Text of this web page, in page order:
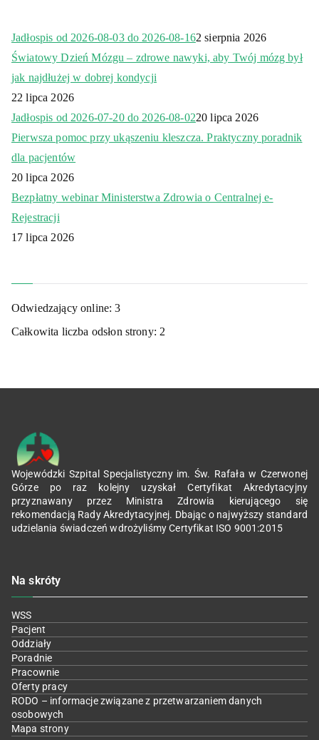
Jadłospis od 2026-08-03 do 2026-08-162 sierpnia 2026
Światowy Dzień Mózgu – zdrowe nawyki, aby Twój mózg był
jak najdłużej w dobrej kondycji
22 lipca 2026
Jadłospis od 2026-07-20 do 2026-08-0220 lipca 2026
Pierwsza pomoc przy ukąszeniu kleszcza. Praktyczny poradnik
dla pacjentów
20 lipca 2026
Bezpłatny webinar Ministerstwa Zdrowia o Centralnej e-
Rejestracji
17 lipca 2026
Odwiedzający online:3
Całkowita liczba odsłon strony: 2
Wojewódzki Szpital Specjalistyczny im. Św. Rafała w Czerwonej
Górze po raz kolejny uzyskał Certyfikat Akredytacyjny
przyznawany przez Ministra Zdrowia kierującego się
rekomendacją Rady Akredytacyjnej. Dbając o najwyższy standard
udzielania świadczeń wdrożyliśmy Certyfikat ISO 9001:2015
Na skróty
WSS
Pacjent
Oddziały
Poradnie
Pracownie
Oferty pracy
RODO – informacje związane z przetwarzaniem danych
osobowych
Mapa strony